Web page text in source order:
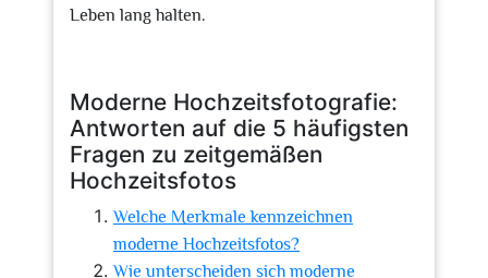
Leben lang halten.
Moderne Hochzeitsfotografie:
Antworten auf die 5 häufigsten
Fragen zu zeitgemäßen
Hochzeitsfotos
Welche Merkmale kennzeichnen
moderne Hochzeitsfotos?
Wie unterscheiden sich moderne